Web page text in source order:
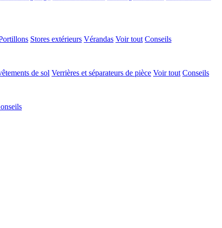
Stores extérieurs Vérandas Voir tout Conseils
de sol Verrières et séparateurs de pièce Voir tout Conseils